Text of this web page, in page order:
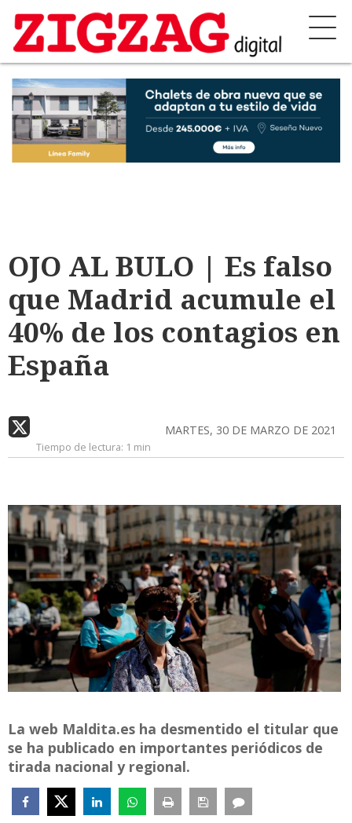
OJO AL BULO | Es falso
que Madrid acumule el
40% de los contagios en
España
MARTES, 30 DE MARZO DE 2021
Tiempo de lectura: 1 min
La web Maldita.es ha desmentido el titular que
se ha publicado en importantes periódicos de
tirada nacional y regional.